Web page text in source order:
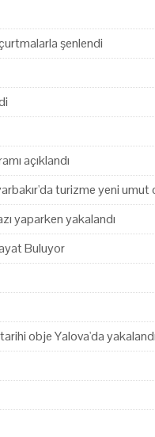
şenlendi
açıklandı
turizme yeni umut
yaparken yakalandı
Buluyor
obje Yalova'da yakalandı